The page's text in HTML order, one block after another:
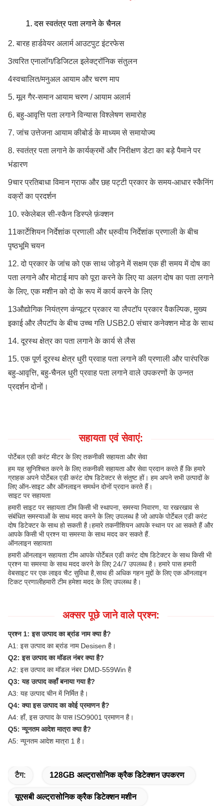
दस स्वतंत्र पता लगाने के चैनल
2. बारह हार्डवेयर अलार्म आउटपुट इंटरफेस
3त्वरित एनालॉग/डिजिटल इलेक्ट्रॉनिक संतुलन
4स्वचालित/मनुअल आयाम और चरण माप
5. मूल गैर-समान आयाम चरण / आयाम अलार्म
6. बहु-आवृत्ति पता लगाने विन्यास विश्लेषण समारोह
7. जांच उत्तेजना आयाम कीबोर्ड के माध्यम से समायोज्य
8. स्वतंत्र पता लगाने के कार्यक्रमों और निरीक्षण डेटा का बड़े पैमाने पर
भंडारण
9चार प्रतिबाधा विमान ग्राफ और छह पट्टी प्रकार के समय-आधार स्कैनिंग
वक्रों का प्रदर्शन
10. स्केलेबल सी-स्कैन डिस्प्ले फ़ंक्शन
11कार्टेशियन निर्देशांक प्रणाली और ध्रुवीय निर्देशांक प्रणाली के बीच
पृष्ठभूमि चयन
12. दो प्रकार के जांच को एक साथ जोड़ने में सक्षम एक ही समय में दोष का
पता लगाने और मोटाई माप को पूरा करने के लिए या अलग दोष का पता लगाने
के लिए, एक मशीन को दो के रूप में कार्य करने के लिए
13औद्योगिक नियंत्रण कंप्यूटर प्रकार या लैपटॉप प्रकार वैकल्पिक, मुख्य
इकाई और लैपटॉप के बीच उच्च गति USB2.0 संचार कनेक्शन मोड के साथ
14. दूरस्थ क्षेत्र का पता लगाने के कार्य से लैस
15. एक पूर्ण दूरस्थ क्षेत्र धुरी प्रवाह पता लगाने की प्रणाली और पारंपरिक
बहु-आवृत्ति, बहु-चैनल धुरी प्रवाह पता लगाने वाले उपकरणों के उन्नत
प्रदर्शन दोनों।
सहायता एवं सेवाएं:
पोर्टेबल एडी करंट मीटर के लिए तकनीकी सहायता और सेवा
हम यह सुनिश्चित करने के लिए तकनीकी सहायता और सेवा प्रदान करते हैं कि हमारे
ग्राहक अपने पोर्टेबल एडी करंट दोष डिटेक्टर से संतुष्ट हों। हम अपने सभी उत्पादों के
लिए ऑन-साइट और ऑनलाइन समर्थन दोनों प्रदान करते हैं।
साइट पर सहायता
हमारी साइट पर सहायता टीम किसी भी स्थापना, समस्या निवारण, या रखरखाव से
संबंधित समस्याओं के साथ मदद करने के लिए उपलब्ध है जो आपके पोर्टेबल एडी करंट
दोष डिटेक्टर के साथ हो सकती है।हमारे तकनीशियन आपके स्थान पर आ सकते हैं और
आपके किसी भी प्रश्न या समस्या के साथ मदद कर सकते हैं.
ऑनलाइन सहायता
हमारी ऑनलाइन सहायता टीम आपके पोर्टेबल एडी करंट दोष डिटेक्टर के साथ किसी भी
प्रश्न या समस्या के साथ मदद करने के लिए 24/7 उपलब्ध है। हमारे पास हमारी
वेबसाइट पर एक लाइव चैट सुविधा है,साथ ही अधिक गहन मुद्दों के लिए एक ऑनलाइन
टिकट प्रणालीहमारी टीम हमेशा मदद के लिए उपलब्ध है।
अक्सर पूछे जाने वाले प्रश्न:
प्रश्न 1: इस उत्पाद का ब्रांड नाम क्या है?
A1: इस उत्पाद का ब्रांड नाम Desisen है।
Q2: इस उत्पाद का मॉडल नंबर क्या है?
A2: इस उत्पाद का मॉडल नंबर DMD-559Win है
Q3: यह उत्पाद कहाँ बनाया गया है?
A3: यह उत्पाद चीन में निर्मित है।
Q4: क्या इस उत्पाद का कोई प्रमाणन है?
A4: हाँ, इस उत्पाद के पास ISO9001 प्रमाणन है।
Q5: न्यूनतम आदेश मात्रा क्या है?
A5: न्यूनतम आदेश मात्रा 1 है।
टैग: 128GB अल्ट्रासोनिक क्रैक डिटेक्शन उपकरण
यूएसबी अल्ट्रासोनिक क्रैक डिटेक्शन मशीन